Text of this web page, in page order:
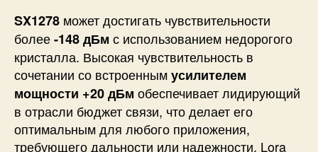
SX1278 может достигать чувствительности
более-148 дБм с использованием недорогого
кристалла. Высокая чувствительность в
сочетании со встроеннымусилителем
мощности +20 дБм обеспечивает лидирующий
в отрасли бюджет связи, что делает его
оптимальным для любого приложения,
требующего дальности или надежности. Lora